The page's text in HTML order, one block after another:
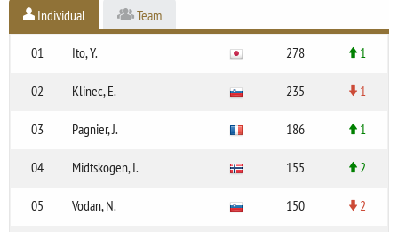
Individual Team
01 Ito, Y. 278 1
02 Klinec, E. 235 1
03 Pagnier, J. 186 1
04 Midtskogen, I. 155 2
05 Vodan, N. 150 2